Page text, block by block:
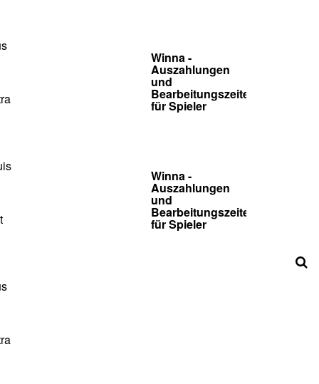
Winna -
Auszahlungen
und
Bearbeitungszeiten
für Spieler
Winna -
Auszahlungen
und
Bearbeitungszeiten
für Spieler